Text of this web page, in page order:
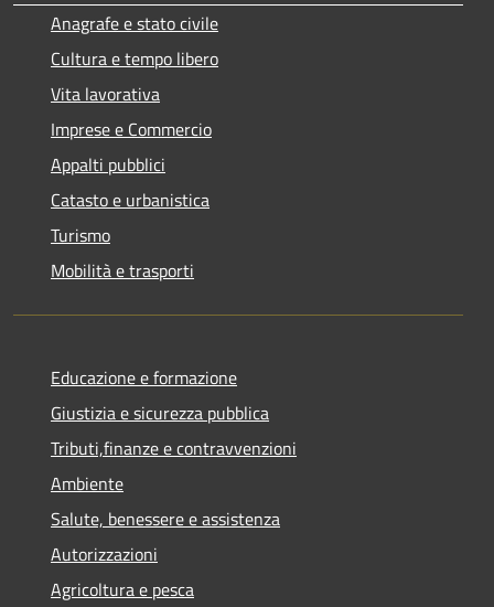
Anagrafe e stato civile
Cultura e tempo libero
Vita lavorativa
Imprese e Commercio
Appalti pubblici
Catasto e urbanistica
Turismo
Mobilità e trasporti
Educazione e formazione
Giustizia e sicurezza pubblica
Tributi,finanze e contravvenzioni
Ambiente
Salute, benessere e assistenza
Autorizzazioni
Agricoltura e pesca